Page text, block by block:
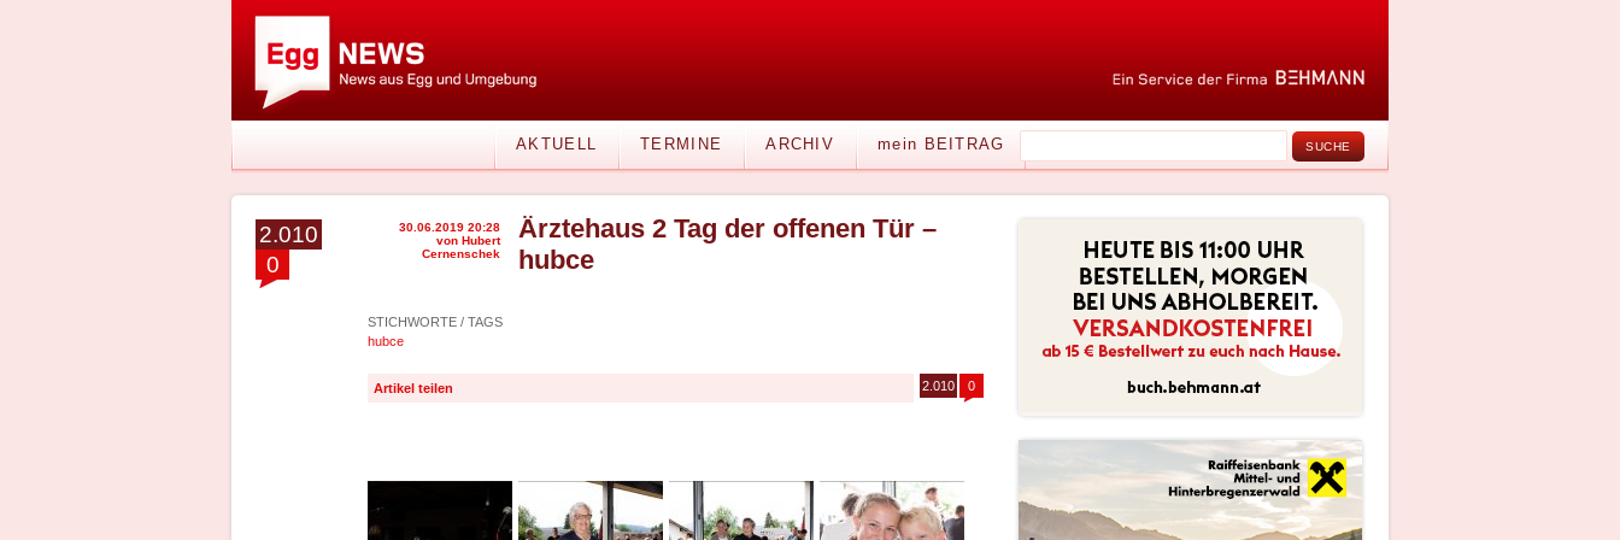
AKTUELL TERMINE ARCHIV mein BEITRAG
2.010
0
30.06.2019 20:28
von Hubert
Cernenschek
Ärztehaus 2 Tag der offenen Tür –
hubce
STICHWORTE / TAGS
hubce
Artikel teilen 2.010 0